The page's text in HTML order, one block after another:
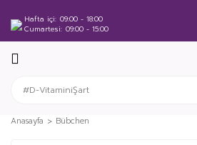
Hafta içi 09:00 - 18:00
Cumartesi 09:00 - 15:00
Anasayfa Bübchen